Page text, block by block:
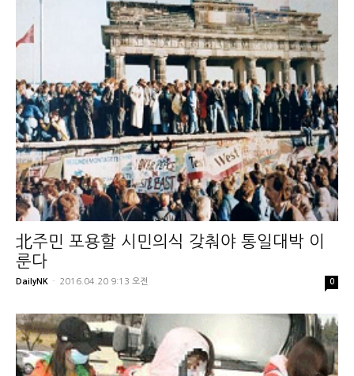
北주민 포용할 시민의식 갖춰야 통일대박 이
룬다
DailyNK - 2016.04.20 9:13 오전 0